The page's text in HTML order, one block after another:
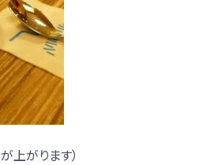
上がります）